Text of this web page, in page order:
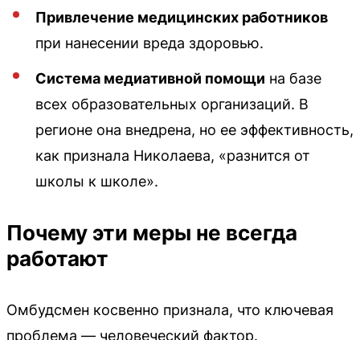
Привлечение медицинских работников
при нанесении вреда здоровью.
Система медиативной помощи на базе
всех образовательных организаций. В
регионе она внедрена, но ее эффективность,
как признала Николаева, «разнится от
школы к школе».
Почему эти меры не всегда
работают
Омбудсмен косвенно признала, что ключевая
проблема — человеческий фактор.